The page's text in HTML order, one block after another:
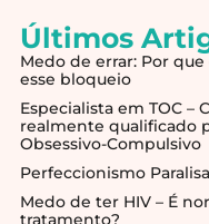
Últimos
Medo de errar: Por
esse bloqueio
Especialista em TOC –
realmente qualificado
Obsessivo-Compulsivo
Perfeccionismo
Medo de ter HIV – É
tratamento?